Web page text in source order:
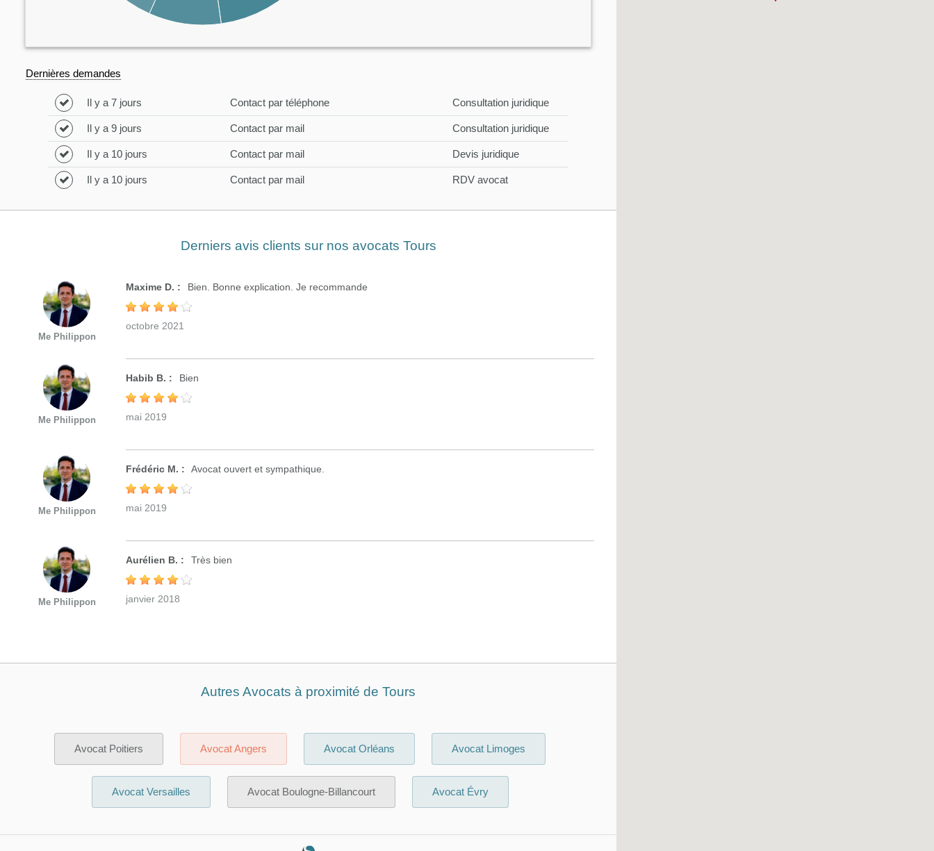
Dernières demandes
Il y a 7 jours Contact par téléphone Consultation juridique
Il y a 9 jours Contact par mail Consultation juridique
Il y a 10 jours Contact par mail Devis juridique
Il y a 10 jours Contact par mail RDV avocat
Derniers avis clients sur nos avocats Tours
Me Philippon
Maxime D. : Bien. Bonne explication. Je recommande
octobre 2021
Me Philippon
Habib B. : Bien
mai 2019
Me Philippon
Frédéric M. : Avocat ouvert et sympathique.
mai 2019
Me Philippon
Aurélien B. : Très bien
janvier 2018
Autres Avocats à proximité de Tours
Avocat Poitiers Avocat Angers Avocat Orléans Avocat Limoges
Avocat Versailles Avocat Boulogne-Billancourt Avocat Évry